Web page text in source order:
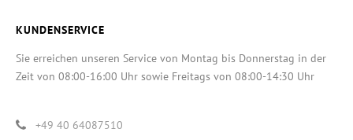
KUNDENSERVICE
Sie erreichen unseren Service von Montag bis Donnerstag in der
Zeit von 08:00-16:00 Uhr sowie Freitags von 08:00-14:30 Uhr
+49 40 64087510